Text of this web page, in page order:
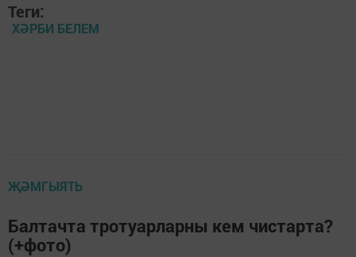
Теги:
ХӘРБИ БЕЛЕМ
ҖӘМГЫЯТЬ
Балтачта тротуарларны кем чистарта?
(+фото)